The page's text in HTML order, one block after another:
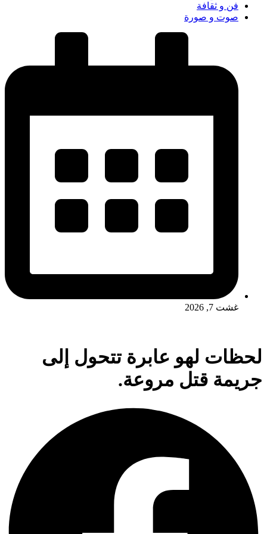
فن و ثقافة
صوت و صورة
غشت 7, 2026
لحظات لهو عابرة تتحول إلى
جريمة قتل مروعة.